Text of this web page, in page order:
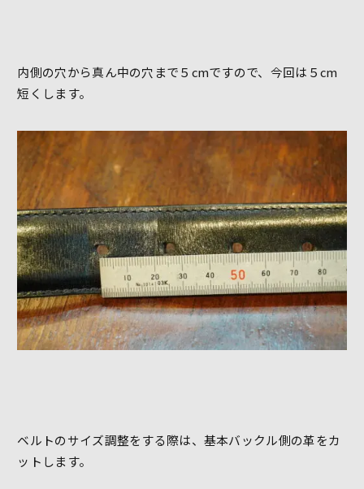
内側の穴から真ん中の穴まで５cmですので、今回は５cm
短くします。
ベルトのサイズ調整をする際は、基本バックル側の革をカ
ットします。